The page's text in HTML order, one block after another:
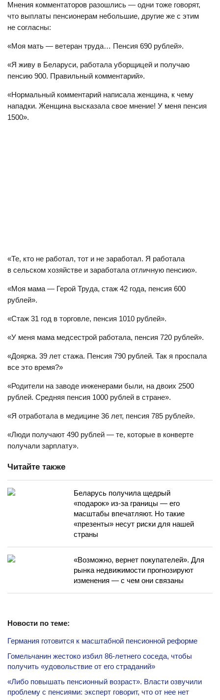
Мнения комментаторов разошлись — одни тоже говорят,
что выплаты пенсионерам небольшие, другие же с этим
не согласны:
«Моя мать — ветеран труда… Пенсия 690 рублей».
«Я живу в Беларуси, работала уборщицей и получаю
пенсию 900. Правильный комментарий».
«Нормальный комментарий написала женщина, к чему
нападки. Женщина высказала свое мнение! У меня пенсия
1500».
«Те, кто не работал, тот и не заработал. Я работала
в сельском хозяйстве и заработала отличную пенсию».
«Моя мама — Герой Труда, стаж 42 года, пенсия 600
рублей».
«Стаж 31 год в торговле, пенсия 1010 рублей».
«У меня мама медсестрой работала, пенсия 720 рублей».
«Доярка. 39 лет стажа. Пенсия 790 рублей. Так я проспала
все это время?»
«Родители на заводе инженерами были, на двоих 2500
рублей. Средняя пенсия 1000 рублей в стране».
«Я отработала в медицине 36 лет, пенсия 785 рублей».
«Люди получают 490 рублей — те, которые в конверте
получали зарплату».
Читайте также
Беларусь получила щедрый
«подарок» из-за границы — его
масштабы впечатляют. Но такие
«презенты» несут риски для нашей
страны
«Возможно, вернет покупателей». Для
рынка недвижимости прогнозируют
изменения — с чем они связаны
Новости по теме:
Германия готовится к масштабной пенсионной реформе
Гомельчанин жестоко избил 86-летнего соседа, чтобы
получить «удовольствие от его страданий»
«Либо повышать пенсионный возраст». Власти озвучили
проблему с пенсиями: эксперт говорит, что от нее нет